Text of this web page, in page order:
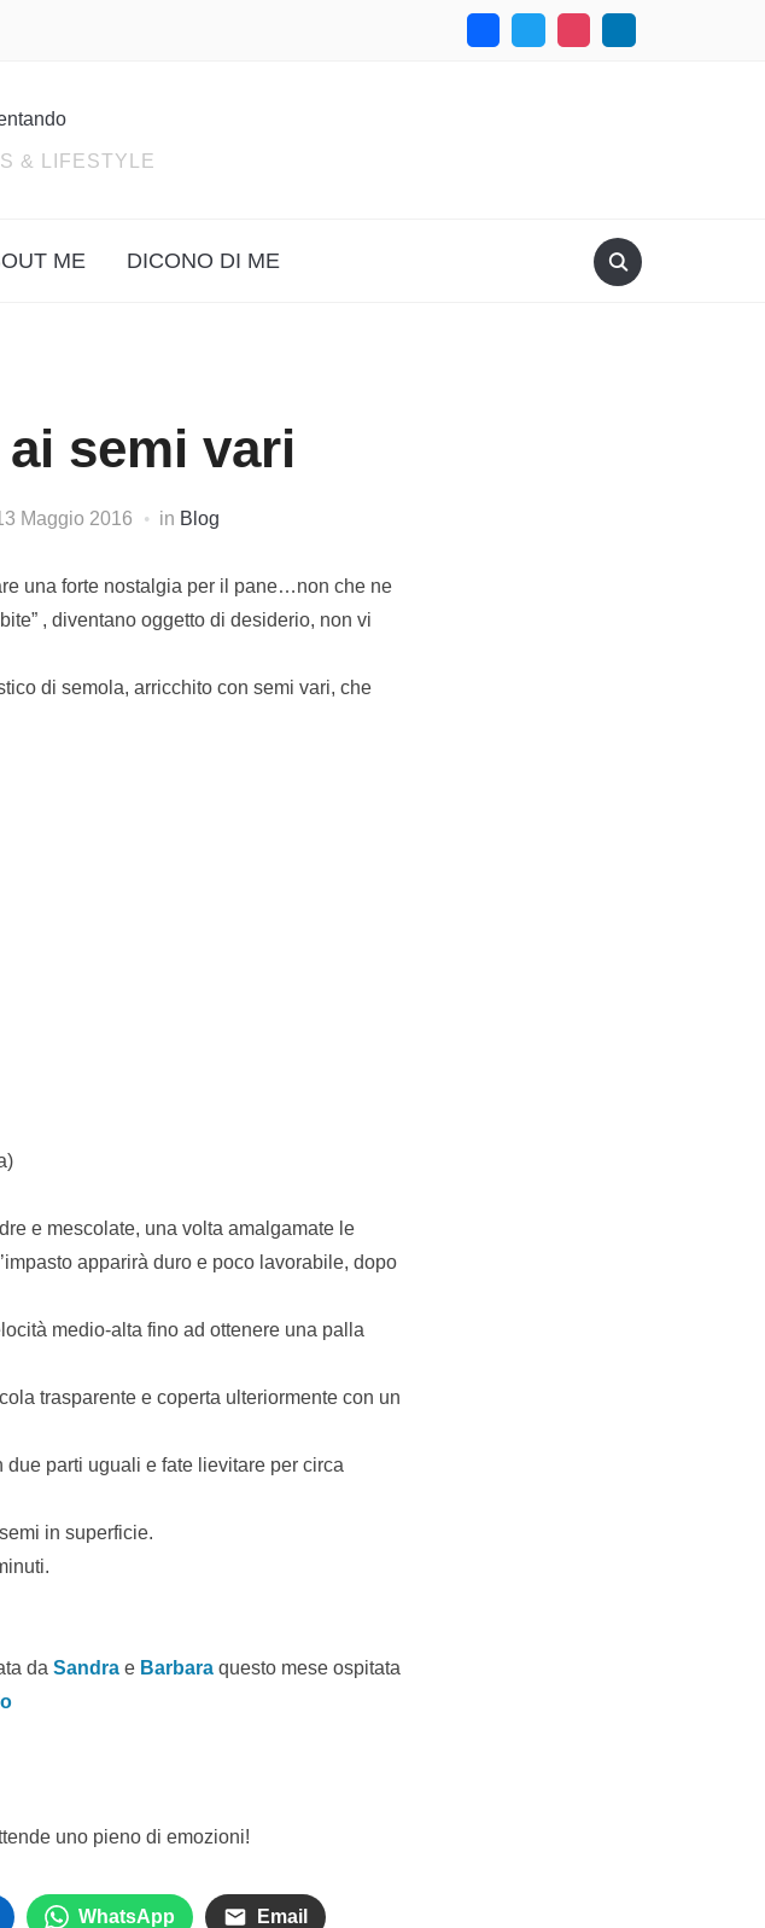
& LIFESTYLE
ME DICONO DI ME
semi vari
Maggio 2016 in Blog
una forte nostalgia per il pane…non che ne
, diventano oggetto di desiderio, non vi
di semola, arricchito con semi vari, che
e mescolate, una volta amalgamate le
apparirà duro e poco lavorabile, dopo
medio-alta fino ad ottenere una palla
trasparente e coperta ulteriormente con un
parti uguali e fate lievitare per circa
in superficie.
da Sandra e Barbara questo mese ospitata
uno pieno di emozioni!
WhatsApp Email